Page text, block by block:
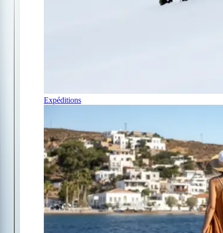
Expéditions